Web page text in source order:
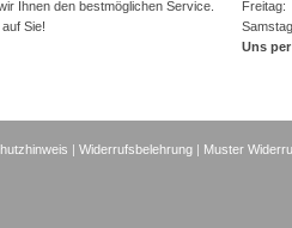
Ihnen den bestmöglichen Service.
Sie!
Uns
|Widerrufsbelehrung | Muster